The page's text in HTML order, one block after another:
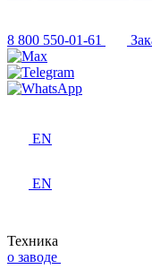
8 800 550-01-61
EN
EN
Техника
о заводе